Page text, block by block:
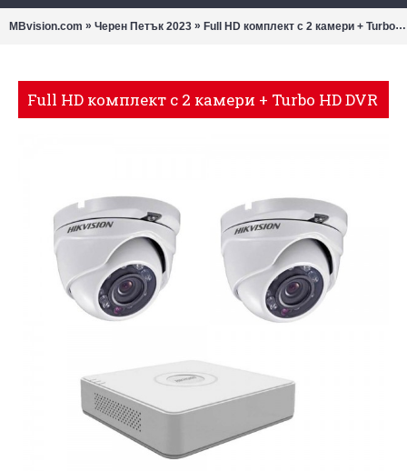
MBvision.com » Черен Петък 2023 » Full HD комплект с 2 камери + Turbo HD DVR
Full HD комплект с 2 камери + Turbo HD DVR